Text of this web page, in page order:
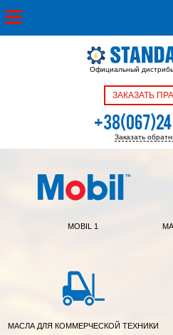
Официальный
ЗАКАЗАТЬ
Заказать
MOBIL 1
МАСЛА ДЛЯ КОММЕРЧЕСКОЙ ТЕХНИКИ